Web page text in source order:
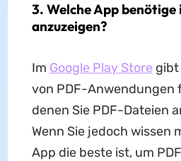
3. Welche App benötige
anzuzeigen?
Im Google Play Store gibt
von PDF-Anwendungen
denen Sie PDF-Dateien
Wenn Sie jedoch wissen
App die beste ist, um